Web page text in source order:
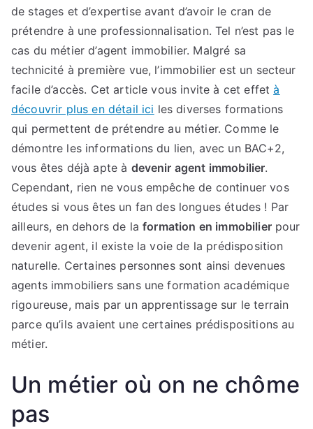
de stages et d’expertise avant d’avoir le cran de
prétendre à une professionnalisation. Tel n’est pas le
cas du métier d’agent immobilier. Malgré sa
technicité à première vue, l’immobilier est un secteur
facile d’accès. Cet article vous invite à cet effetà
découvrir plus en détail ici les diverses formations
qui permettent de prétendre au métier. Comme le
démontre les informations du lien, avec un BAC+2,
vous êtes déjà apte à devenir agent immobilier.
Cependant, rien ne vous empêche de continuer vos
études si vous êtes un fan des longues études ! Par
ailleurs, en dehors de laformation en immobilierpour
devenir agent, il existe la voie de la prédisposition
naturelle. Certaines personnes sont ainsi devenues
agents immobiliers sans une formation académique
rigoureuse, mais par un apprentissage sur le terrain
parce qu’ils avaient une certaines prédispositions au
métier.
Un métier où on ne chôme
pas